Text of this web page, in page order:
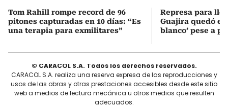
Tom Rahill rompe record de 96
pitones capturadas en 10 días: “Es
una terapia para exmilitares”
Represa para
Guajira quedó en
blanco’ pese a
© CARACOL S.A. Todos los derechos reservados.
CARACOL S.A. realiza una reserva expresa de las reproducciones y
usos de las obras y otras prestaciones accesibles desde este sitio
web a medios de lectura mecánica u otros medios que resulten
adecuados.